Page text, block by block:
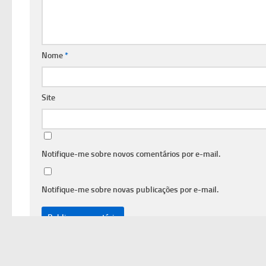
Nome*
Site
Notifique-me sobre novos comentários por e-mail.
Notifique-me sobre novas publicações por e-mail.